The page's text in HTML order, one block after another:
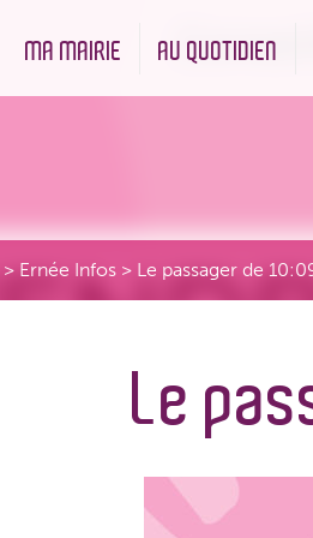
MA MAIRIE AU QUOTIDIEN
> Ernée Infos > Le passager de
Le